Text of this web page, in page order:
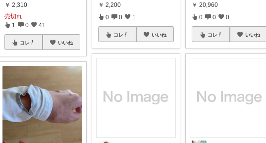
￥ 2,310
売切れ
1 0 41
コレ いいね
￥ 2,200
0 0 1
コレ いいね
￥ 20,960
0 0 0
コレ いいね